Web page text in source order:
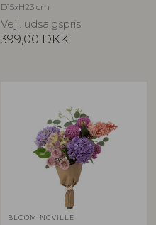
D15xH23 cm
Vejl. udsalgspris
399,00 DKK
BLOOMINGVILLE